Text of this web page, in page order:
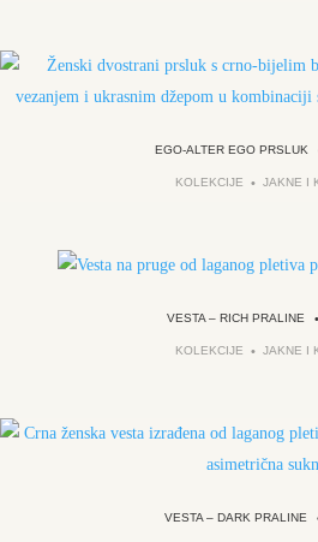
EGO-ALTER EGO PRSLUK
KOLEKCIJE JAKNE I
VESTA – RICH PRALINE •
KOLEKCIJE JAKNE I
VESTA – DARK PRALINE